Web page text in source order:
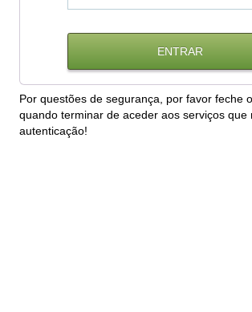
Por questões de segurança, por favor feche
quando terminar de aceder aos serviços que
autenticação!